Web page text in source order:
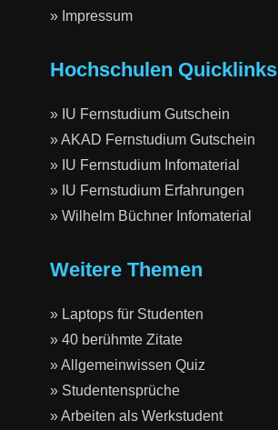
» Impressum
Hochschulen Quicklinks
» IU Fernstudium Gutschein
» AKAD Fernstudium Gutschein
» IU Fernstudium Infomaterial
» IU Fernstudium Erfahrungen
» Wilhelm Büchner Infomaterial
Weitere Themen
» Laptops für Studenten
» 40 berühmte Zitate
» Allgemeinwissen Quiz
» Studentensprüche
» Arbeiten als Werkstudent